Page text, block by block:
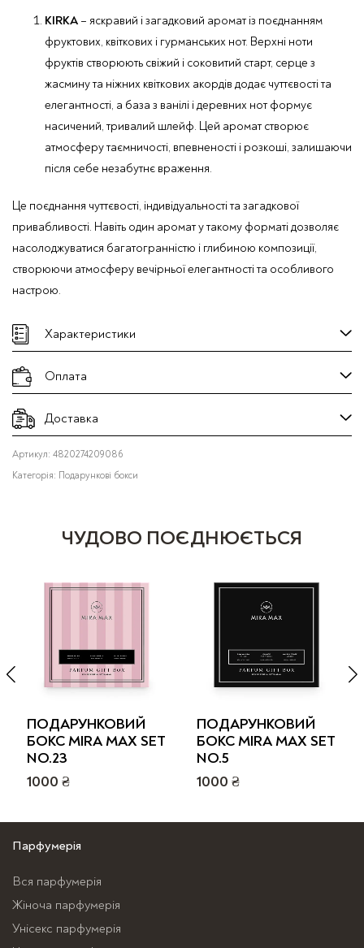
KIRKA – яскравий і загадковий аромат із поєднанням
фруктових, квіткових і гурманських нот. Верхні ноти
фруктів створюють свіжий і соковитий старт, серце з
жасмину та ніжних квіткових акордів додає чуттєвості та
елегантності, а база з ванілі і деревних нот формує
насичений, тривалий шлейф. Цей аромат створює
атмосферу таємничості, впевненості і розкоші, залишаючи
після себе незабутнє враження.
Це поєднання чуттєвості, індивідуальності та загадкової
привабливості. Навіть один аромат у такому форматі дозволяє
насолоджуватися багатогранністю і глибиною композиції,
створюючи атмосферу вечірньої елегантності та особливого
настрою.
Характеристики
Оплата
Доставка
Артикул: 4820274209086
Категорія: Подарункові бокси
ЧУДОВО ПОЄДНЮЄТЬСЯ
ПОДАРУНКОВИЙ
БОКС MIRA MAX SET
NO.23
1000 ₴
ПОДАРУНКОВИЙ
БОКС MIRA MAX SET
NO.5
1000 ₴
Парфумерія
Вся парфумерія
Жіноча парфумерія
Унісекс парфумерія